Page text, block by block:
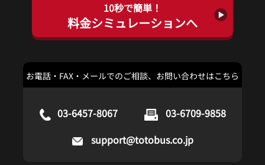
10秒で簡単！
料金シミュレーションへ
お電話・FAX・メールでのご相談、お問い合わせはこちら
03-6457-8067
03-6709-9858
support@totobus.co.jp